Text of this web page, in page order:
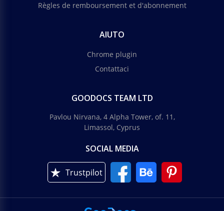
Règles de remboursement et d'abonnement
AIUTO
Chrome plugin
Contattaci
GOODOCS TEAM LTD
Pavlou Nirvana, 4 Alpha Tower, of. 11,
Limassol, Cyprus
SOCIAL MEDIA
Trustpilot